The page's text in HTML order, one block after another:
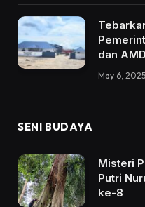
dan
May 6, 2025
SENI BUDAYA
Misteri
Putri
ke-8